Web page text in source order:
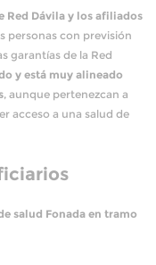
Red Dávila y los afiliados
personas con previsión
garantías de la Red
y está muy alineado
, aunque pertenezcan a
acceso a una salud de
salud Fonada en tramo